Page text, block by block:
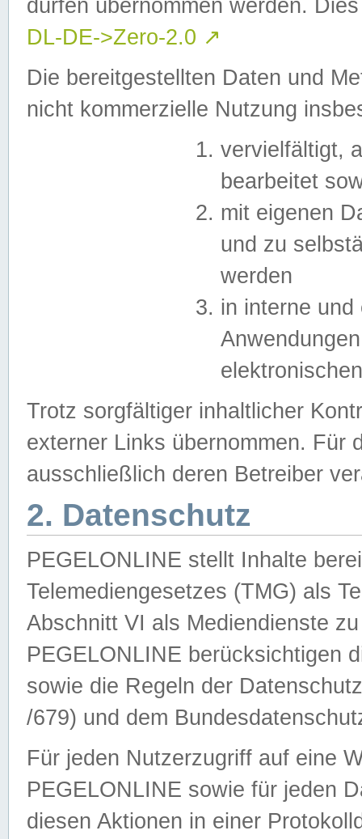
dürfen übernommen werden.
DL-DE->Zero-2.0 ↗
Die bereitgestellten Daten und
nicht kommerzielle Nutzung
vervielfältigt,
bearbeitet
mit eigenen
und zu
werden
in interne
Trotz sorgfältiger inhaltlicher
externer Links übernommen. Für
ausschließlich deren Betreiber
2. Datenschutz
PEGELONLINE stellt Inhalte
Telemediengesetzes (TMG) als
Abschnitt VI als Mediendienste
PEGELONLINE berücksichtigen
sowie die Regeln der
/679) und dem
Für jeden Nutzerzugriff auf eine
PEGELONLINE sowie für jeden
diesen Aktionen in einer